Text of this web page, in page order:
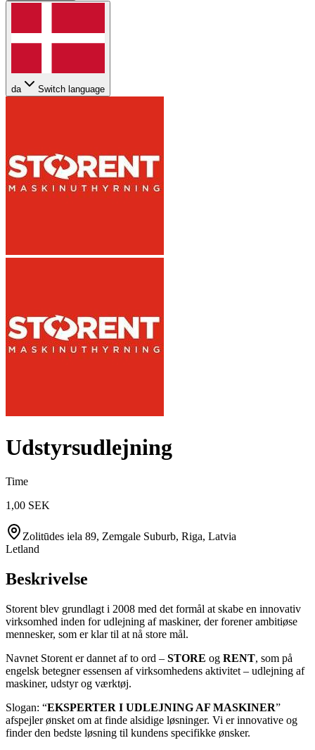
da Switch language
Udstyrsudlejning
Time
1,00 SEK
Zolitūdes iela 89, Zemgale Suburb, Riga, Latvia
Letland
Beskrivelse
Storent blev grundlagt i 2008 med det formål at skabe en innovativ
virksomhed inden for udlejning af maskiner, der forener ambitiøse
mennesker, som er klar til at nå store mål.
Navnet Storent er dannet af to ord – STORE og RENT, som på
engelsk betegner essensen af virksomhedens aktivitet – udlejning af
maskiner, udstyr og værktøj.
Slogan: “EKSPERTER I UDLEJNING AF MASKINER”
afspejler ønsket om at finde alsidige løsninger. Vi er innovative og
finder den bedste løsning til kundens specifikke ønsker.